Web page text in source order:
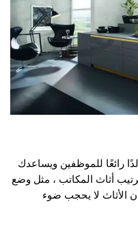
رائعًا للموظفين ويساعدك
أثاث المكاتب ، مثل وضع
الأثاث لا يحجب ضوء